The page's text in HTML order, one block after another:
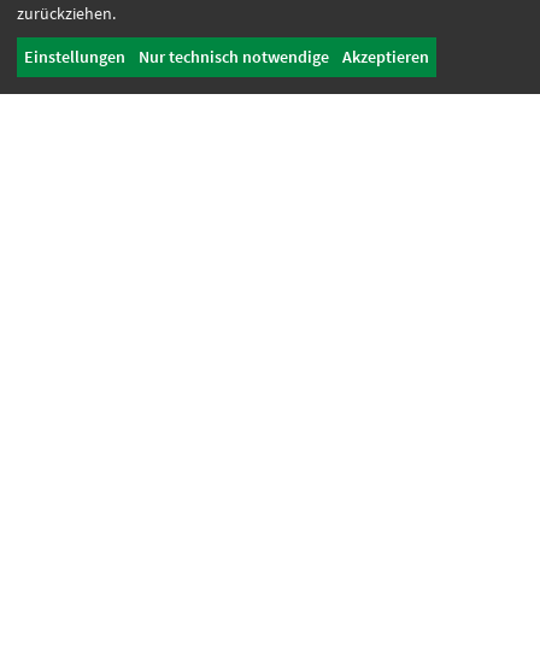
Werkstatt Transfer
Ansprechpartnerinnen
zurückziehen.
Einstellungen Nur technisch notwendige Akzeptieren